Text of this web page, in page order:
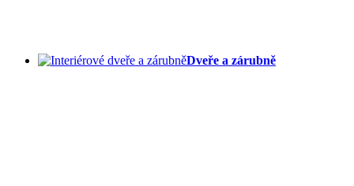
Dveře a zárubně